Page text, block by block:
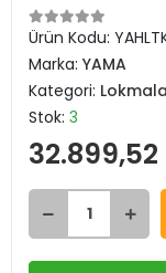
Ürün Kodu:
Marka: YAMA
Kategori:
Stok: 3
32.899,52